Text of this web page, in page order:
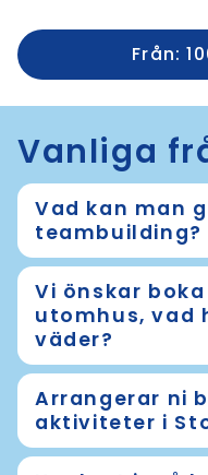
Från:
Vanliga
Vad kan man
teambuilding?
Vi önskar
utomhus, vad
väder?
Arrangerar ni
aktiviteter i